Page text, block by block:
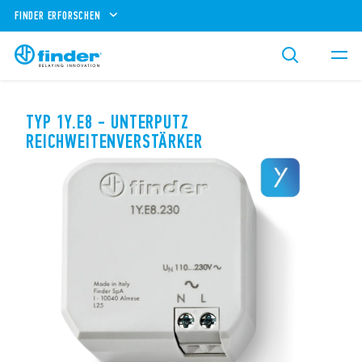
FINDER ERFORSCHEN
TYP 1Y.E8 - UNTERPUTZ
REICHWEITENVERSTÄRKER